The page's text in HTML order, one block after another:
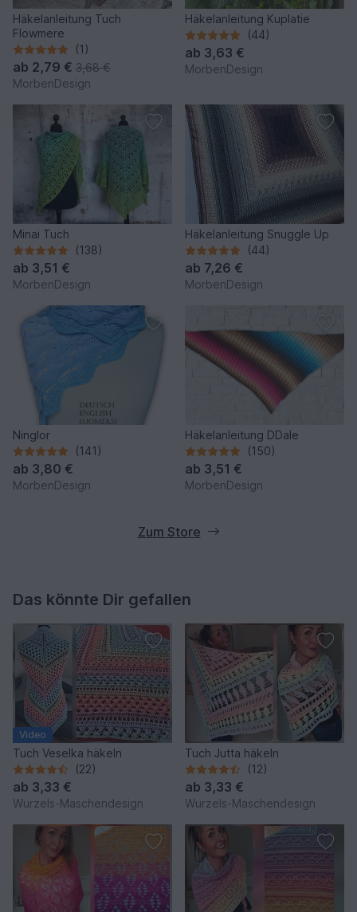
Häkelanleitung Tuch
Flowmere
(1)
ab 2,79 € 3,68 €
MorbenDesign
Häkelanleitung Kuplatie
(44)
ab 3,63 €
MorbenDesign
Minai Tuch
(138)
ab 3,51 €
MorbenDesign
Häkelanleitung Snuggle Up
(44)
ab 7,26 €
MorbenDesign
Ninglor
(141)
ab 3,80 €
MorbenDesign
Häkelanleitung DDale
(150)
ab 3,51 €
MorbenDesign
Zum Store
Das könnte Dir gefallen
Video
Tuch Veselka häkeln
(22)
ab 3,33 €
Wurzels-Maschendesign
Tuch Jutta häkeln
(12)
ab 3,33 €
Wurzels-Maschendesign